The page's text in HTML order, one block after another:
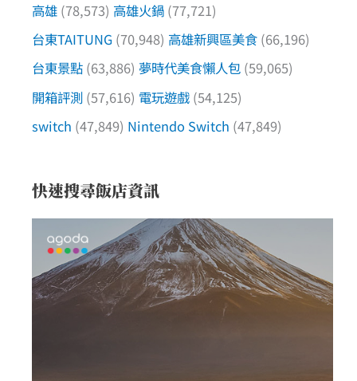
高雄 (78,573) 高雄火鍋 (77,721)
台東TAITUNG (70,948) 高雄新興區美食 (66,196)
台東景點 (63,886) 夢時代美食懶人包 (59,065)
開箱評測 (57,616) 電玩遊戲 (54,125)
switch (47,849) Nintendo Switch (47,849)
快速搜尋飯店資訊